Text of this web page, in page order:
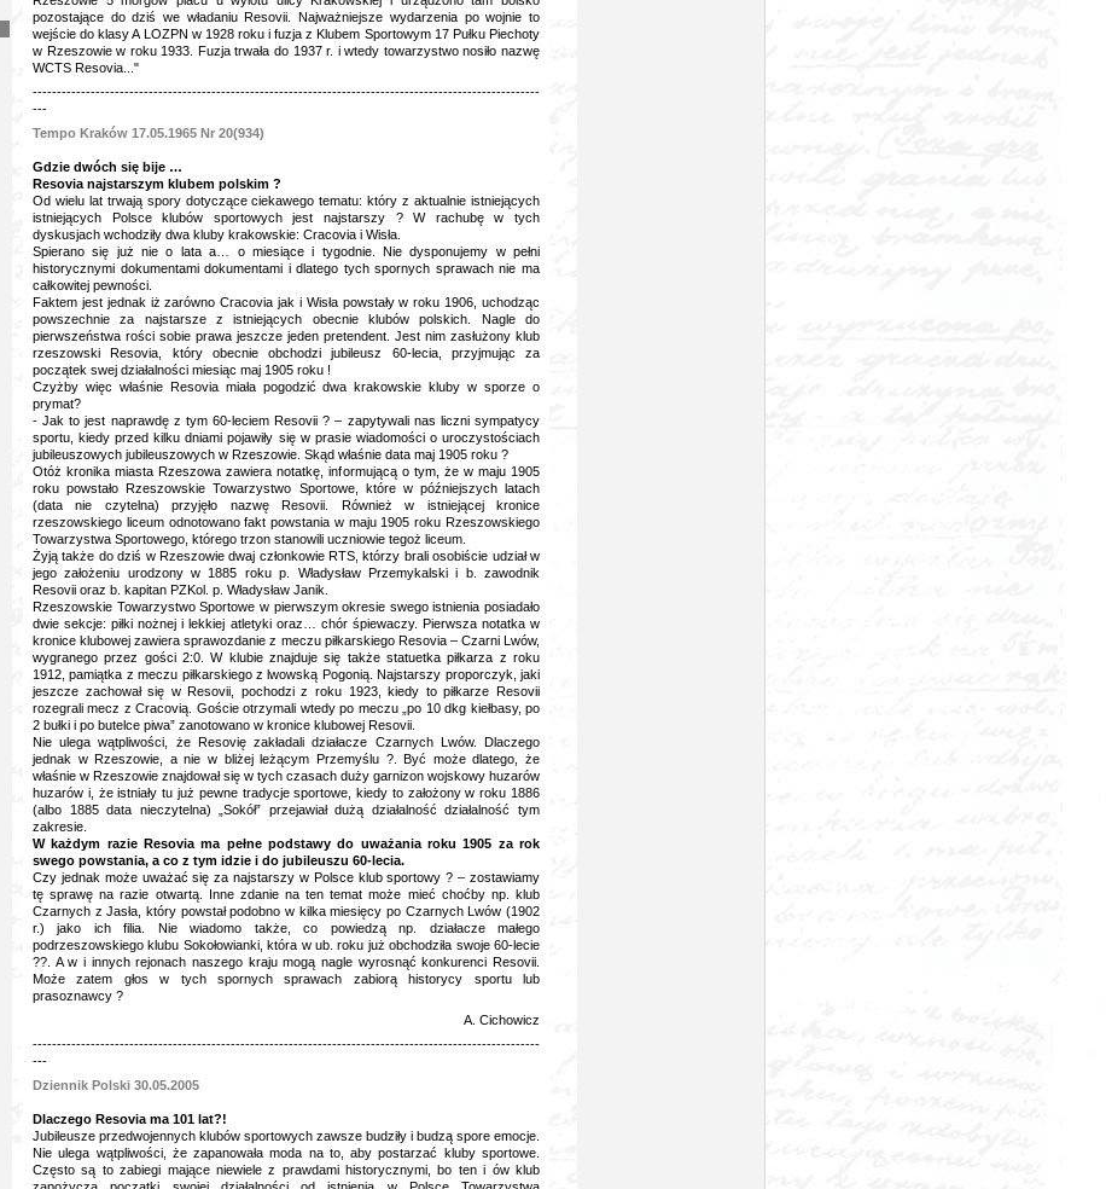
pozostające do dziś we władaniu Resovii. Najważniejsze wydarzenia po wojnie to
wejście do klasy A LOZPN w 1928 roku i fuzja z Klubem Sportowym 17 Pułku Piechoty
w Rzeszowie w roku 1933. Fuzja trwała do 1937 r. i wtedy towarzystwo nosiło nazwę
WCTS Resovia..."
---------------------------------------------------------------------------------------------------------
---
Tempo Kraków 17.05.1965 Nr 20(934)
Gdzie dwóch się bije …
Resovia najstarszym klubem polskim ?
Od wielu lat trwają spory dotyczące ciekawego tematu: który z aktualnie istniejących
istniejących Polsce klubów sportowych jest najstarszy ? W rachubę w tych
dyskusjach wchodziły dwa kluby krakowskie: Cracovia i Wisła.
Spierano się już nie o lata a… o miesiące i tygodnie. Nie dysponujemy w pełni
historycznymi dokumentami dokumentami i dlatego tych spornych sprawach nie ma
całkowitej pewności.
Faktem jest jednak iż zarówno Cracovia jak i Wisła powstały w roku 1906, uchodząc
powszechnie za najstarsze z istniejących obecnie klubów polskich. Nagle do
pierwszeństwa rości sobie prawa jeszcze jeden pretendent. Jest nim zasłużony klub
rzeszowski Resovia, który obecnie obchodzi jubileusz 60-lecia, przyjmując za
początek swej działalności miesiąc maj 1905 roku !
Czyżby więc właśnie Resovia miała pogodzić dwa krakowskie kluby w sporze o
prymat?
- Jak to jest naprawdę z tym 60-leciem Resovii ? – zapytywali nas liczni sympatycy
sportu, kiedy przed kilku dniami pojawiły się w prasie wiadomości o uroczystościach
jubileuszowych jubileuszowych w Rzeszowie. Skąd właśnie data maj 1905 roku ?
Otóż kronika miasta Rzeszowa zawiera notatkę, informującą o tym, że w maju 1905
roku powstało Rzeszowskie Towarzystwo Sportowe, które w późniejszych latach
(data nie czytelna) przyjęło nazwę Resovii. Również w istniejącej kronice
rzeszowskiego liceum odnotowano fakt powstania w maju 1905 roku Rzeszowskiego
Towarzystwa Sportowego, którego trzon stanowili uczniowie tegoż liceum.
Żyją także do dziś w Rzeszowie dwaj członkowie RTS, którzy brali osobiście udział w
jego założeniu urodzony w 1885 roku p. Władysław Przemykalski i b. zawodnik
Resovii oraz b. kapitan PZKol. p. Władysław Janik.
Rzeszowskie Towarzystwo Sportowe w pierwszym okresie swego istnienia posiadało
dwie sekcje: piłki nożnej i lekkiej atletyki oraz… chór śpiewaczy. Pierwsza notatka w
kronice klubowej zawiera sprawozdanie z meczu piłkarskiego Resovia – Czarni Lwów,
wygranego przez gości 2:0. W klubie znajduje się także statuetka piłkarza z roku
1912, pamiątka z meczu piłkarskiego z lwowską Pogonią. Najstarszy proporczyk, jaki
jeszcze zachował się w Resovii, pochodzi z roku 1923, kiedy to piłkarze Resovii
rozegrali mecz z Cracovią. Goście otrzymali wtedy po meczu „po 10 dkg kiełbasy, po
2 bułki i po butelce piwa” zanotowano w kronice klubowej Resovii.
Nie ulega wątpliwości, że Resovię zakładali działacze Czarnych Lwów. Dlaczego
jednak w Rzeszowie, a nie w bliżej leżącym Przemyślu ?. Być może dlatego, że
właśnie w Rzeszowie znajdował się w tych czasach duży garnizon wojskowy huzarów
huzarów i, że istniały tu już pewne tradycje sportowe, kiedy to założony w roku 1886
(albo 1885 data nieczytelna) „Sokół” przejawiał dużą działalność działalność tym
zakresie.
W każdym razie Resovia ma pełne podstawy do uważania roku 1905 za rok
swego powstania, a co z tym idzie i do jubileuszu 60-lecia.
Czy jednak może uważać się za najstarszy w Polsce klub sportowy ? – zostawiamy
tę sprawę na razie otwartą. Inne zdanie na ten temat może mieć choćby np. klub
Czarnych z Jasła, który powstał podobno w kilka miesięcy po Czarnych Lwów (1902
r.) jako ich filia. Nie wiadomo także, co powiedzą np. działacze małego
podrzeszowskiego klubu Sokołowianki, która w ub. roku już obchodziła swoje 60-lecie
??. A w i innych rejonach naszego kraju mogą nagle wyrosnąć konkurenci Resovii.
Może zatem głos w tych spornych sprawach zabiorą historycy sportu lub
prasoznawcy ?
A. Cichowicz
---------------------------------------------------------------------------------------------------------
---
Dziennik Polski 30.05.2005
Dlaczego Resovia ma 101 lat?!
Jubileusze przedwojennych klubów sportowych zawsze budziły i budzą spore emocje.
Nie ulega wątpliwości, że zapanowała moda na to, aby postarzać kluby sportowe.
Często są to zabiegi mające niewiele z prawdami historycznymi, bo ten i ów klub